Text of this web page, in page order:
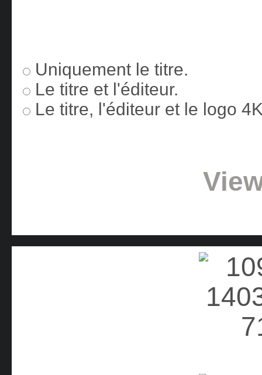
Uniquement le titre.
Le titre et l'éditeur.
Le titre, l'éditeur et le logo